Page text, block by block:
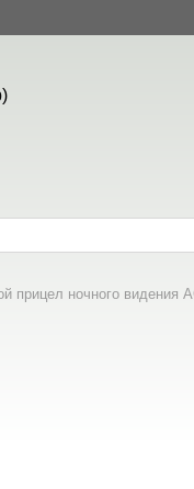
прицел ночного видения